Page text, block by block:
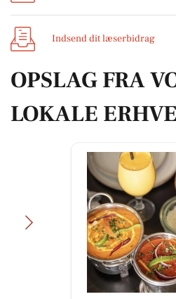
Indsend dit læserbidrag
OPSLAG FRA
LOKALE